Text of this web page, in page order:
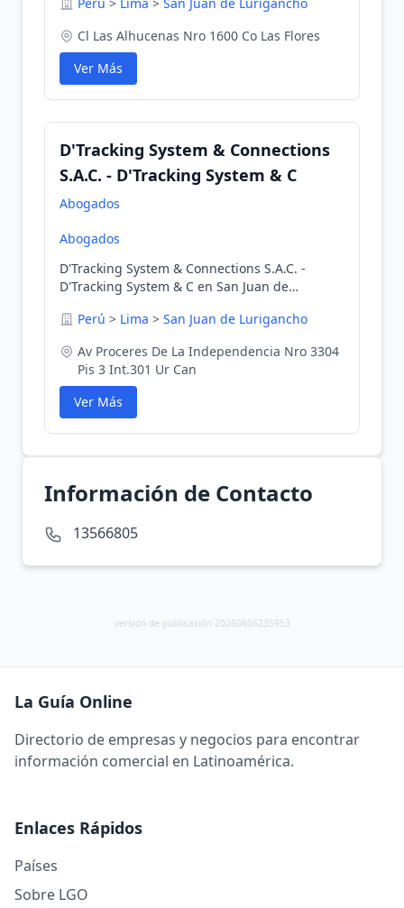
Cl Las Alhucenas Nro 1600 Co Las Flores
Ver Más
D'Tracking System & Connections
S.A.C. - D'Tracking System & C
Abogados
Abogados
D'Tracking System & Connections S.A.C. -
D'Tracking System & C en San Juan de
Perú > Lima > San Juan de Lurigancho
Av Proceres De La Independencia Nro 3304
Pis 3 Int.301 Ur Can
Ver Más
Información de Contacto
13566805
versión de publicación 20260806235953
La Guía Online
Directorio de empresas y negocios para encontrar
información comercial en Latinoamérica.
Enlaces Rápidos
Países
Sobre LGO